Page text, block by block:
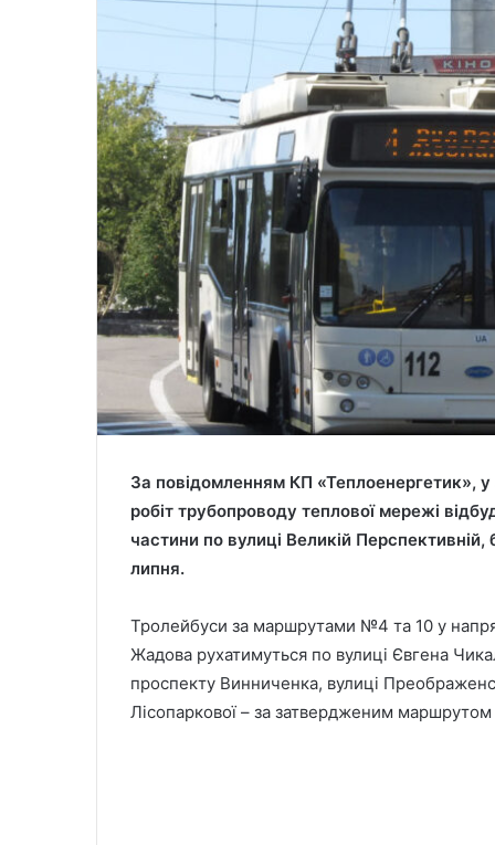
За повідомленням КП «Теплоенергетик»,
робіт трубопроводу теплової мережі
частини по вулиці Великій
липня.
Тролейбуси за маршрутами №4 та 10 у
Жадова рухатимуться по вулиці Євгена
проспекту Винниченка, вулиці
Лісопаркової – за затвердженим